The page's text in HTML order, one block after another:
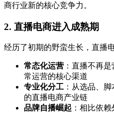
商行业新的核心竞争力。
2. 直播电商进入成熟期
经历了初期的野蛮生长，直播
常态化运营 ：直播不再
常运营的核心渠道
专业化分工 ：从选品、
的直播电商产业链
品牌自播崛起 ：相比依